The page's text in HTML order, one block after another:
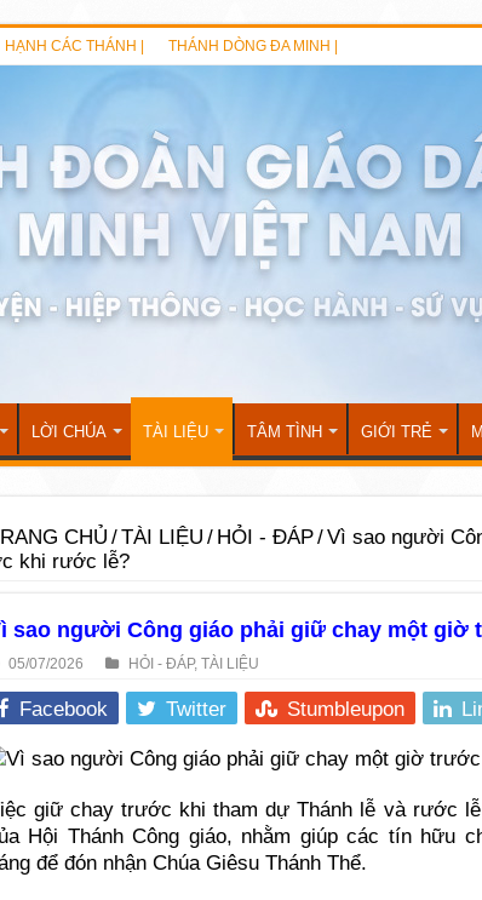
HẠNH CÁC THÁNH | THÁNH DÒNG ĐA MINH |
LỜI CHÚA TÀI LIỆU TÂM TÌNH GIỚI TRẺ
CHỦ /TÀI LIỆU / HỎI - ĐÁP/Vì sao người
khi rước lễ?
sao người Công giáo phải giữ chay một
05/07/2026 HỎI - ĐÁP, TÀI LIỆU
Facebook Twitter Stumbleupon
giữ chay trước khi tham dự Thánh lễ và rước
Hội Thánh Công giáo, nhằm giúp các tín hữu
để đón nhận Chúa Giêsu Thánh Thể.